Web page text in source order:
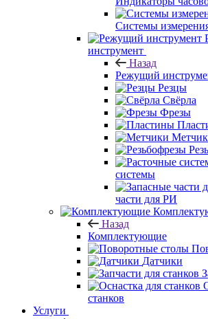
Системы
инструмент
Назад
Режущий
Резцы
Свёрла
Фрезы
системы
части для РИ
Назад
Комплектующие
Датчики
станков
Услуги